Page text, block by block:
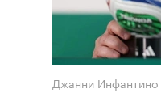
Джанни Инфантино